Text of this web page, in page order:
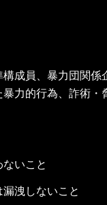
成員、暴力団関係
力的行為、詐術・
いこと
洩しないこと